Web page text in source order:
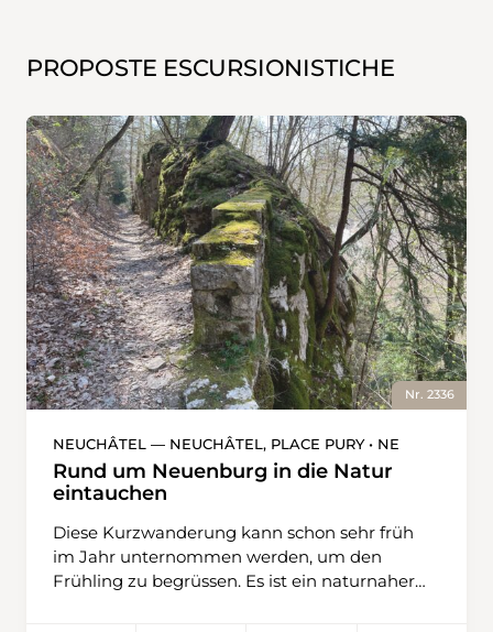
PROPOSTE ESCURSIONISTICHE
Nr. 2336
NEUCHÂTEL — NEUCHÂTEL, PLACE PURY • NE
Rund um Neuenburg in die Natur
eintauchen
Diese Kurzwanderung kann schon sehr früh
im Jahr unternommen werden, um den
Frühling zu begrüssen. Es ist ein naturnaher